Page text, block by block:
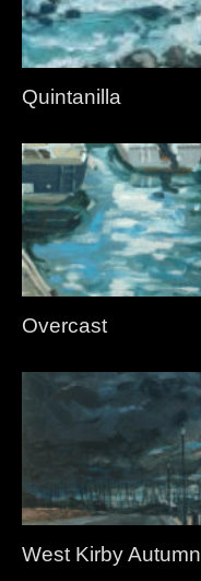
Quintanilla
Overcast
West Kirby Autumn